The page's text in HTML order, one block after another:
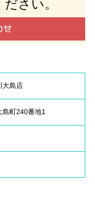
さい。
大島店
町240番地1